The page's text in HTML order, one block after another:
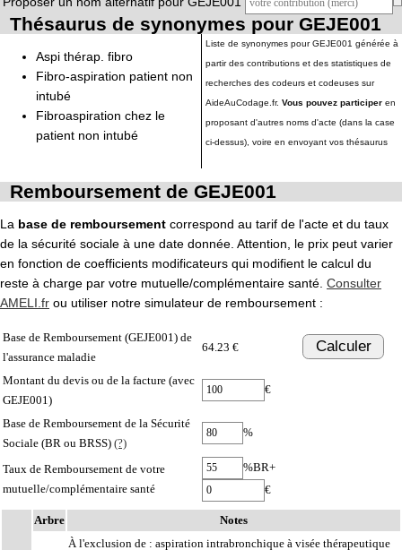
Thésaurus de synonymes pour GEJE001
Aspi thérap. fibro
Fibro-aspiration patient non
intubé
Fibroaspiration chez le
patient non intubé
Liste de synonymes pour GEJE001 générée à
partir des contributions et des statistiques de
recherches des codeurs et codeuses sur
AideAuCodage.fr. Vous pouvez participer en
proposant d'autres noms d'acte (dans la case
ci-dessus), voire en envoyant vos thésaurus
Remboursement de GEJE001
La base de remboursement correspond au tarif de l'acte et du taux
de la sécurité sociale à une date donnée. Attention, le prix peut varier
en fonction de coefficients modificateurs qui modifient le calcul du
reste à charge par votre mutuelle/complémentaire santé. Consulter
AMELI.fr ou utiliser notre simulateur de remboursement :
Base de Remboursement (GEJE001) de
l'assurance maladie
64.23 € Calculer
Montant du devis ou de la facture (avec
GEJE001)
€
Base de Remboursement de la Sécurité
Sociale (BR ou BRSS) (?)
%
Taux de Remboursement de votre
mutuelle/complémentaire santé
%BR+
€
Arbre Notes
À l'exclusion de : aspiration intrabronchique à visée thérapeutique